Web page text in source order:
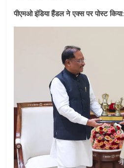
पीएमओ इंडिया हैंडल ने एक्स पर पोस्ट किया: